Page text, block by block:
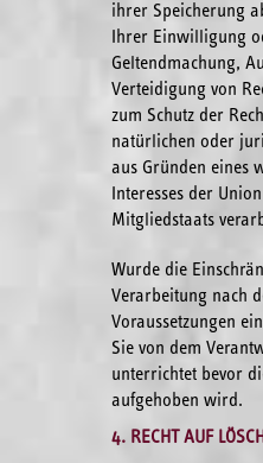
ihrer Speicherung
Ihrer Einwilligung
Geltendmachung,
Verteidigung von
zum Schutz der
natürlichen oder
aus Gründen eines
Interesses der
Mitgliedstaats
Wurde die
Verarbeitung nach
Voraussetzungen
Sie von dem
unterrichtet bevor
aufgehoben wird.
4. RECHT AUF